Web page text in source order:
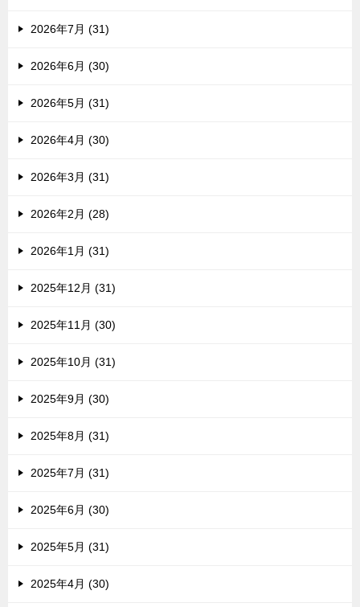
2026年7月 (31)
2026年6月 (30)
2026年5月 (31)
2026年4月 (30)
2026年3月 (31)
2026年2月 (28)
2026年1月 (31)
2025年12月 (31)
2025年11月 (30)
2025年10月 (31)
2025年9月 (30)
2025年8月 (31)
2025年7月 (31)
2025年6月 (30)
2025年5月 (31)
2025年4月 (30)